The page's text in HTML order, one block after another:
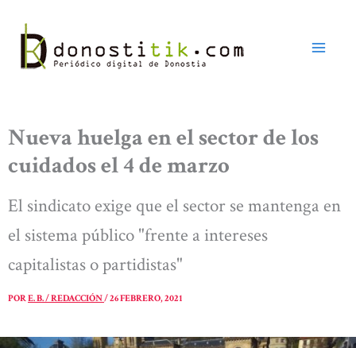
contenido
Nueva huelga en el sector de los
cuidados el 4 de marzo
El sindicato exige que el sector se mantenga en
el sistema público "frente a intereses
capitalistas o partidistas"
PORE. B. / REDACCIÓN/26 FEBRERO, 2021